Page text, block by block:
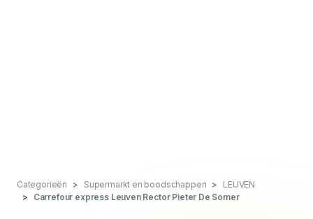
Categorieën Supermarkt en boodschappen
LEUVEN
Carrefour express Leuven Rector Pieter De Somer